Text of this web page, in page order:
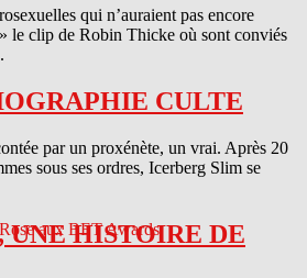
qui n’auraient pas encore
le clip de Robin Thicke où sont conviés
CULTE
par un proxénète, un vrai. Après 20
sous ses ordres, Icerberg Slim se
UNE HISTOIRE DE